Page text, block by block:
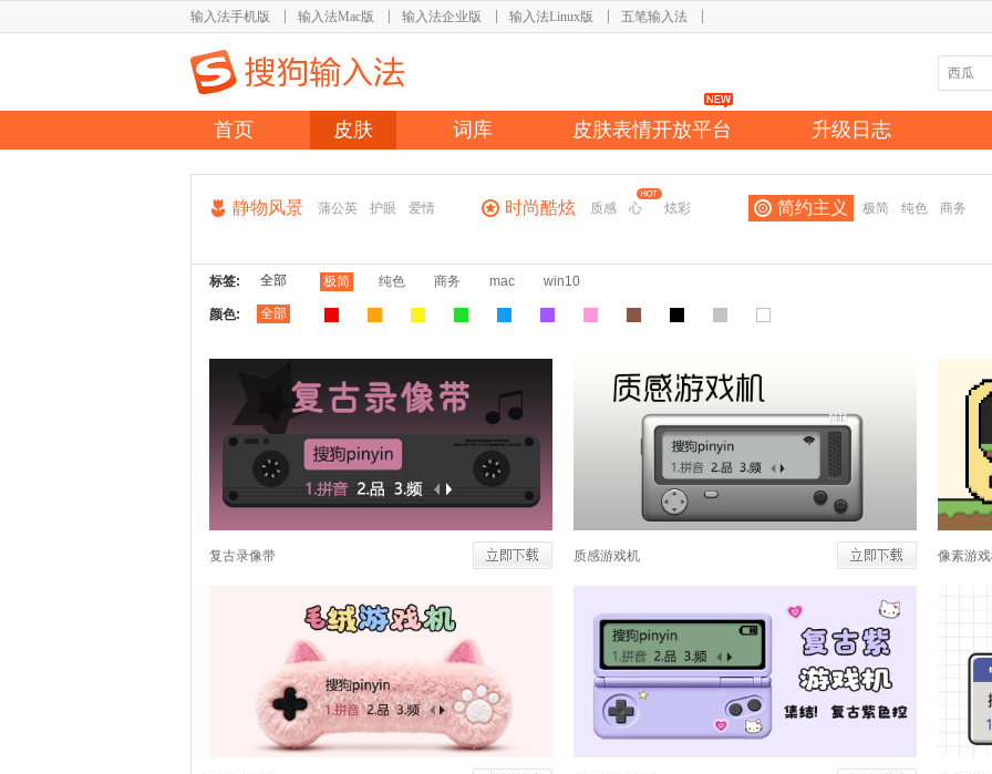
输入法手机版 输入法Mac版 输入法企业版 输入法Linux版 五笔输入法
首页 皮肤 词库 皮肤表情开放平台 升级日志
静物风景 蒲公英 护眼 爱情 时尚酷炫 质感 心 炫彩 简约主义 极简 纯色 商务
标签: 全部 极简 纯色 商务 mac win10
颜色: 全部
复古录像带 质感游戏机 像素游